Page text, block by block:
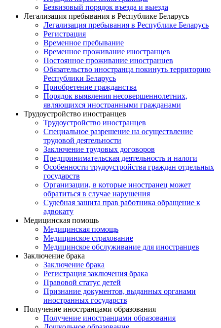
Безвизовый порядок въезда и выезда
Легализация пребывания в Республике Беларусь
Легализация пребывания в Республике Беларусь
Регистрация
Временное пребывание
Временное проживание иностранцев
Постоянное проживание иностранцев
Обязательство иностранца покинуть территорию
Республики Беларусь
Приобретение гражданства
Порядок выявления несовершеннолетних,
являющихся иностранными гражданами
Трудоустройство иностранцев
Трудоустройство иностранцев
Специальное разрешение на осуществление
трудовой деятельности
Заключение трудовых договоров
Предпринимательская деятельность и налоги
Особенности трудоустройства граждан отдельных
государств
Организации, в которые иностранец может
обратиться в случае нарушения
Судебная защита прав работника обращение к
адвокату
Медицинская помощь
Медицинская помощь
Медицинское страхование
Медицинское обслуживание для иностранцев
Заключение брака
Заключение брака
Регистрация заключения брака
Правовой статус детей
Признание документов, выданных органами
иностранных государств
Получение иностранцами образования
Получение иностранцами образования